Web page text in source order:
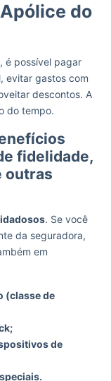
do
, é possível pagar
evitar gastos com
descontos. A
do tempo.
fidelidade,
outras
. Se você
da seguradora,
em
(classe de
de